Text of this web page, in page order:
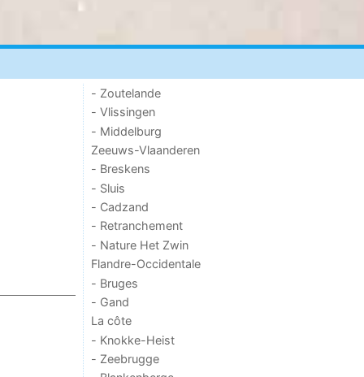
- Zoutelande
- Vlissingen
- Middelburg
Zeeuws-Vlaanderen
- Breskens
- Sluis
- Cadzand
- Retranchement
- Nature Het Zwin
Flandre-Occidentale
- Bruges
- Gand
La côte
- Knokke-Heist
- Zeebrugge